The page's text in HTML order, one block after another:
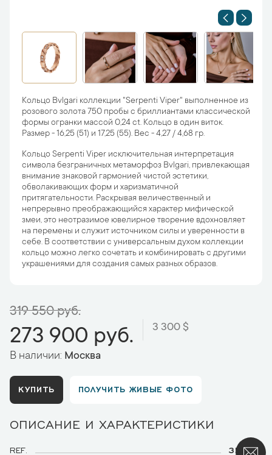
Кольцо Bvlgari коллекции "Serpenti Viper" выполненное из
розового золота 750 пробы с бриллиантами классической
формы огранки массой 0,24 ct. Кольцо в один виток.
Размер - 16,25 (51) и 17,25 (55). Вес - 4,27 / 4,68 гр.
Кольцо Serpenti Viper исключительная интерпретация
символа безграничных метаморфоз Bvlgari, привлекающая
внимание знаковой гармонией чистой эстетики,
обволакивающих форм и харизматичной
притягательности. Раскрывая величественный и
непрерывно преображающийся характер мифической
змеи, это неотразимое ювелирное творение вдохновляет
на перемены и служит источником силы и уверенности в
себе. В соответствии с универсальным духом коллекции
кольцо можно легко сочетать и комбинировать с другими
украшениями для создания самых разных образов.
319 550 руб.
273 900 руб. 3 300 $
В наличии: Москва
КУПИТЬ ПОЛУЧИТЬ ЖИВЫЕ ФОТО
ОПИСАНИЕ И ХАРАКТЕРИСТИКИ
REF.
353272